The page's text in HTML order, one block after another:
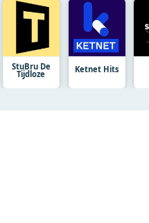
StuBru De
Tijdloze Ketnet Hits